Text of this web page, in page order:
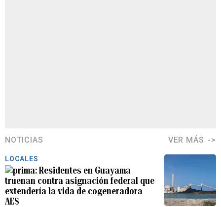
NOTICIAS VER MÁS
LOCALES
Residentes en Guayama
truenan contra asignación federal que
extendería la vida de cogeneradora
AES